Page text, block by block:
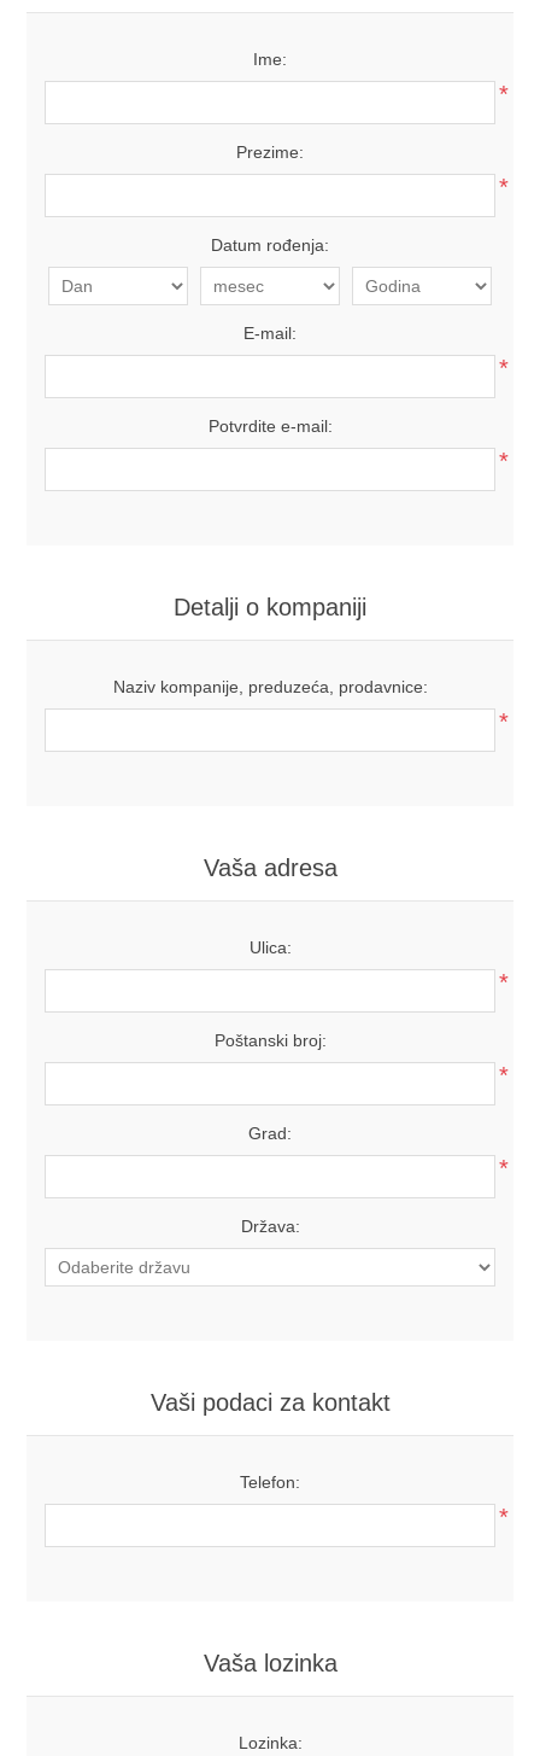
Ime:
*
Prezime:
*
Datum rođenja:
E-mail:
*
Potvrdite e-mail:
*
Detalji o kompaniji
Naziv kompanije, preduzeća, prodavnice:
*
Vaša adresa
Ulica:
*
Poštanski broj:
*
Grad:
*
Država:
Vaši podaci za kontakt
Telefon:
*
Vaša lozinka
Lozinka: